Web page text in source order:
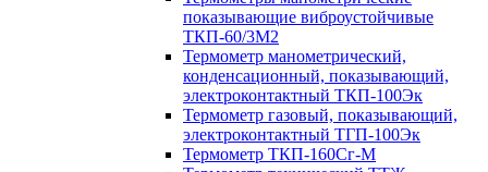
показывающие виброустойчивые
ТКП-60/3М2
Термометр манометрический,
конденсационный, показывающий,
электроконтактный ТКП-100Эк
Термометр газовый, показывающий,
электроконтактный ТГП-100Эк
Термометр ТКП-160Сг-М